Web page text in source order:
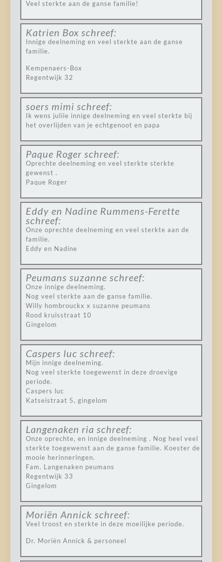
Veel sterkte aan de ganse familie!
Katrien Box schreef:
Innige deelneming en veel sterkte aan de ganse
familie.
Kempenaers-Box
Regentwijk 32
soers mimi schreef:
Ik wens juliie innige deelneming en veel sterkte bij
het overlijden van je echtgenoot en papa
Paque Roger schreef:
Oprechte deelneming en veel sterkte sterkte
gewenst .
Paque Roger
Eddy en Nadine Rummens-Ferette
schreef:
Onze oprechte deelneming en veel sterkte aan de
familie.
Eddy en Nadine
Peumans suzanne schreef:
Onze innige deelneming.
Nog veel sterkte aan de ganse familie.
Willy hombrouckx x suzanne peumans
Rood kruisstraat 10
Gingelom
Caspers luc schreef:
Mijn innige deelneming.
Nog veel sterkte toegewenst in deze droevige
periode.
Caspers luc
Katseistraat 5, gingelom
Langenaken ria schreef:
Onze oprechte, en innige deelneming . Nog heel veel
sterkte toegewenst aan de ganse familie. Koester de
mooie herinneringen.
Fam. Langenaken peumans
Regentwijk 33
Gingelom
Moriën Annick schreef:
Veel troost en sterkte in deze moeilijke periode.
Dr. Moriën Annick & personeel